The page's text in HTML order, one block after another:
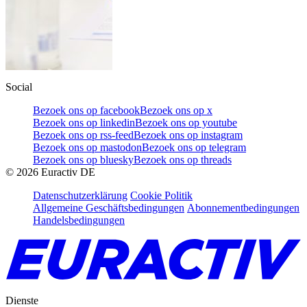
Social
Bezoek ons op facebookBezoek ons op x
Bezoek ons op linkedinBezoek ons op youtube
Bezoek ons op rss-feedBezoek ons op instagram
Bezoek ons op mastodonBezoek ons op telegram
Bezoek ons op blueskyBezoek ons op threads
© 2026 Euractiv DE
Datenschutzerklärung Cookie Politik
Allgemeine Geschäftsbedingungen Abonnementbedingungen
Handelsbedingungen
Dienste